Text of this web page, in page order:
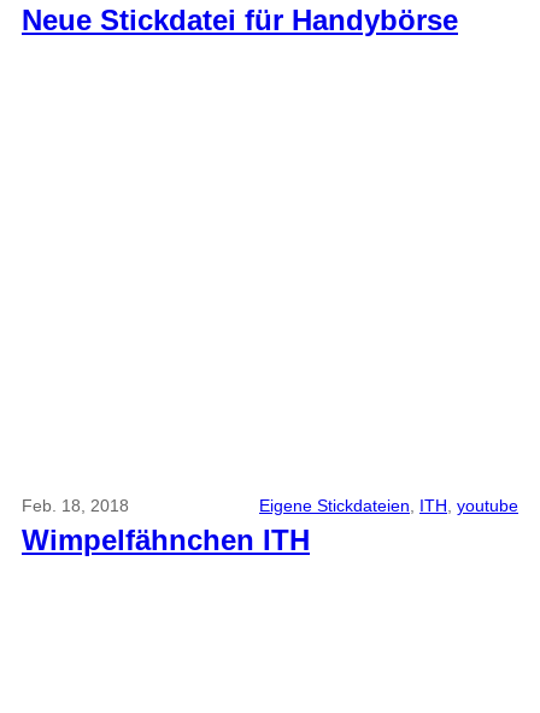
Neue Stickdatei für Handybörse
Feb. 18, 2018 Eigene Stickdateien, ITH, youtube
Wimpelfähnchen ITH